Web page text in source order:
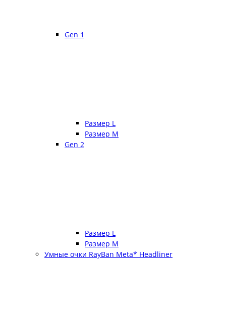
Gen 1
Размер L
Размер М
Gen 2
Размер L
Размер М
Умные очки RayBan Meta* Headliner